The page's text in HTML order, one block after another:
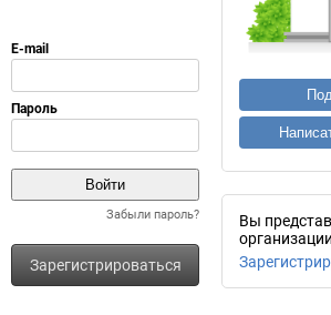
Забыли пароль?
Зарегистрироваться
Вы